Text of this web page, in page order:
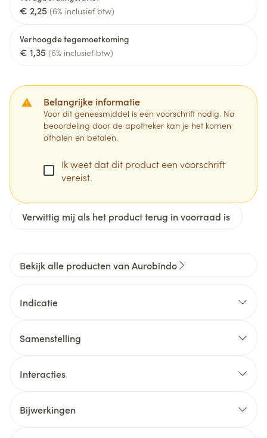
€ 2,25 (6% inclusief btw)
Verhoogde tegemoetkoming
€ 1,35 (6% inclusief btw)
Belangrijke informatie
Voor dit geneesmiddel is een voorschrift nodig. Na
beoordeling door de apotheker kan je het komen
afhalen en betalen.
Ik weet dat dit product een voorschrift
vereist.
Verwittig mij als het product terug in voorraad is
Bekijk alle producten van Aurobindo
Indicatie
Samenstelling
Interacties
Bijwerkingen